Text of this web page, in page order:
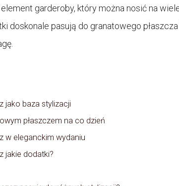
garderoby, który można nosić na
doskonale pasują do granatowego
jako baza stylizacji
płaszczem na co dzień
w eleganckim wydaniu
jakie dodatki?